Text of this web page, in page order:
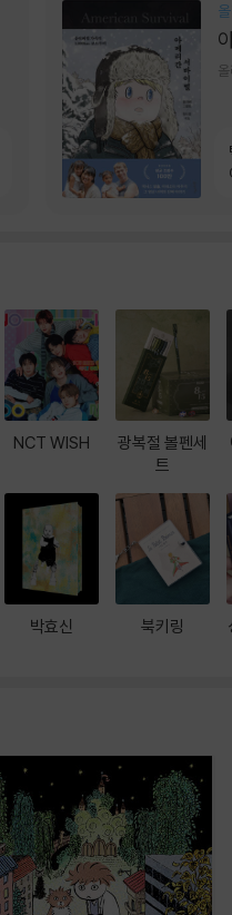
NCT WISH
박효신
광복절 볼펜세
트
북키링